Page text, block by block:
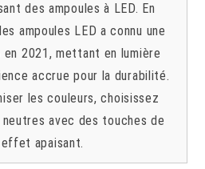
des ampoules à LED. En
ampoules LED a connu une
en 2021, mettant en lumière
accrue pour la durabilité.
les couleurs, choisissez
avec des touches de
apaisant.